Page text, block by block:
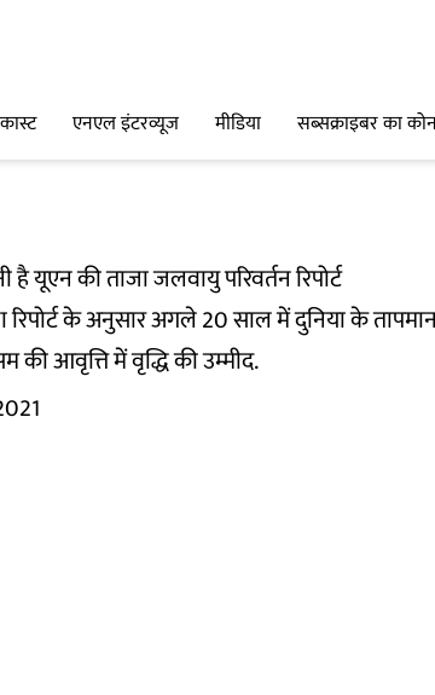
एनएल इंटरव्यूज मीडिया सब्सक्राइबर का
यूएन की ताजा जलवायु परिवर्तन रिपोर्ट
रिपोर्ट के अनुसार अगले 20 साल में दुनिया के
की आवृत्ति में वृद्धि की उम्मीद.